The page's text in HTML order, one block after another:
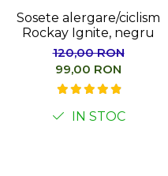
Sosete alergare/ciclism
Rockay Ignite, negru
120,00 RON
99,00 RON
IN STOC